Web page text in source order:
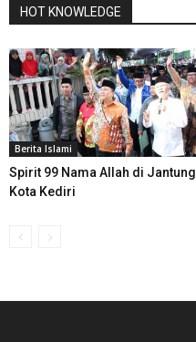
HOT KNOWLEDGE
Berita Islami
Spirit 99 Nama Allah di Jantung
Kota Kediri